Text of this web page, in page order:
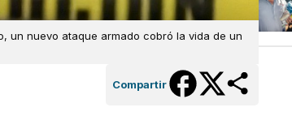
un nuevo ataque armado cobró la vida de un
Compartir